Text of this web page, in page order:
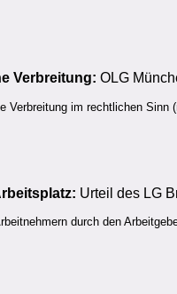
Verbreitung: OLG
Verbreitung im rechtlichen Sinn
Urteil des LG
durch den